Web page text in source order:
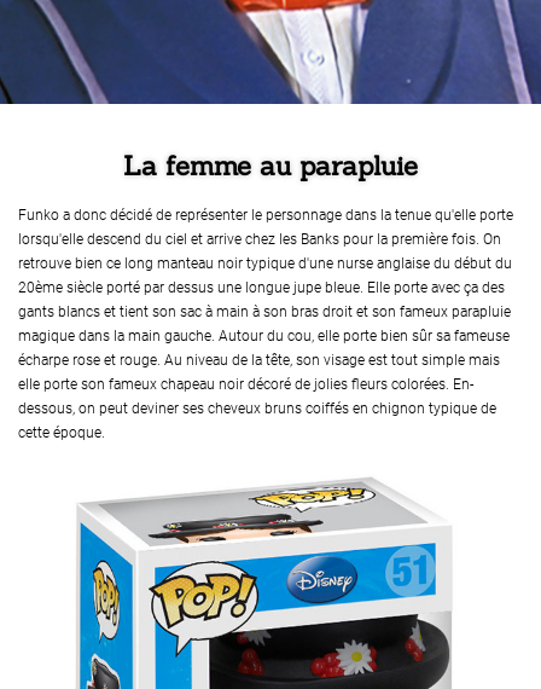
La femme au parapluie
Funko a donc décidé de représenter le personnage dans la tenue qu'elle porte
lorsqu'elle descend du ciel et arrive chez les Banks pour la première fois. On
retrouve bien ce long manteau noir typique d'une nurse anglaise du début du
20ème siècle porté par dessus une longue jupe bleue. Elle porte avec ça des
gants blancs et tient son sac à main à son bras droit et son fameux parapluie
magique dans la main gauche. Autour du cou, elle porte bien sûr sa fameuse
écharpe rose et rouge. Au niveau de la tête, son visage est tout simple mais
elle porte son fameux chapeau noir décoré de jolies fleurs colorées. En-
dessous, on peut deviner ses cheveux bruns coiffés en chignon typique de
cette époque.